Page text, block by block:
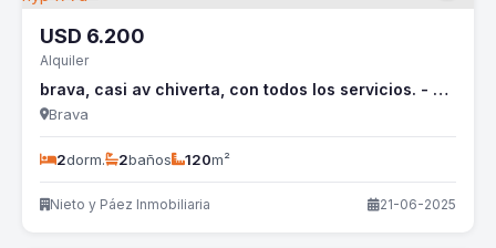
USD 6.200
Alquiler
brava, casi av chiverta, con todos los servicios. - nyp477a
Brava
2dorm. 2baños 120m²
Nieto y Páez Inmobiliaria 21-06-2025